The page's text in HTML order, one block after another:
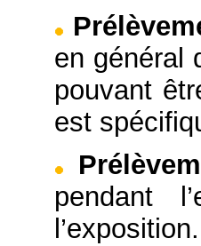
en général
pouvant
est
pendant